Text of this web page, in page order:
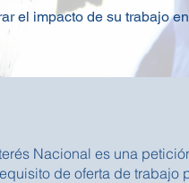
el impacto de su trabajo en
Nacional es una
de oferta de trabajo